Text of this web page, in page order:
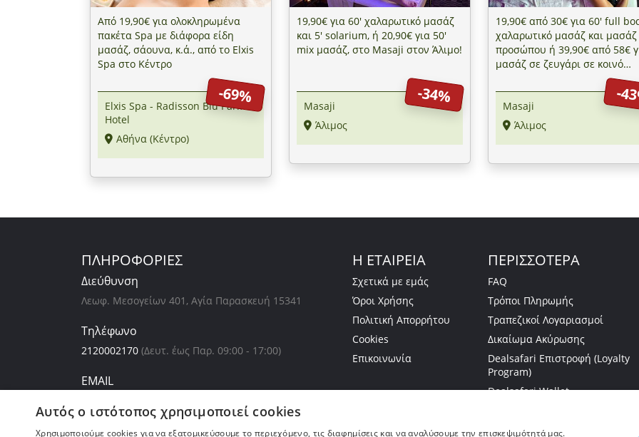
Από 19,90€ για ολοκληρωμένα
πακέτα Spa με διάφορα είδη
μασάζ, σάουνα, κ.ά., από το Elxis
Spa στο Κέντρο
-69%
Elxis Spa - Radisson Blu Park
Hotel
Αθήνα (Κέντρο)
19,90€ για 60' χαλαρωτικό μασάζ
και 5' solarium, ή 20,90€ για 50'
mix μασάζ, στο Masaji στον Άλιμο!
-34%
Masaji
Άλιμος
19,90€ από 30€ για 60' full
χαλαρωτικό μασάζ και μασάζ
προσώπου ή 39,90€ από 58€
μασάζ σε ζευγάρι σε κοινό
δωμάτιο, στο Masaji στον
-
Masaji
Άλιμος
ΠΛΗΡΟΦΟΡΙΕΣ
Διεύθυνση
Λεωφ. Μεσογείων 401, Αγία Παρασκευή 15341
Τηλέφωνο
2120002170 (Δευτ. έως Παρ. 09:00 - 17:00)
EMAIL
Ωράριο
Η ΕΤΑΙΡΕΙΑ
Σχετικά με εμάς
Όροι Χρήσης
Πολιτική Απορρήτου
Cookies
Επικοινωνία
ΠΕΡΙΣΣΟΤΕΡΑ
FAQ
Τρόποι Πληρωμής
Τραπεζικοί Λογαριασμοί
Δικαίωμα Ακύρωσης
Dealsafari Επιστροφή (Loyalty
Program)
Dealsafari Wallet
Αυτός ο ιστότοπος χρησιμοποιεί cookies
Χρησιμοποιούμε cookies για να εξατομικεύσουμε το περιεχόμενο, τις διαφημίσεις και να αναλύσουμε την επισκεψιμότητά μας.